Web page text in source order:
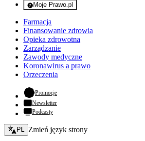
Moje Prawo.pl
- rejestracja i logowanie do serwisu
Farmacja
Finansowanie zdrowia
Opieka zdrowotna
Zarządzanie
Zawody medyczne
Koronawirus a prawo
Orzeczenia
Promocje- otwiera się w nowej karcie
Newsletter
Podcasty
Zmień język - bieżący:
PL Zmień język strony